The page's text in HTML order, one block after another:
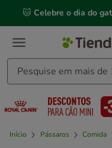
mensagem,
🐱 Celebre o dia do
Início Pássaros Comida